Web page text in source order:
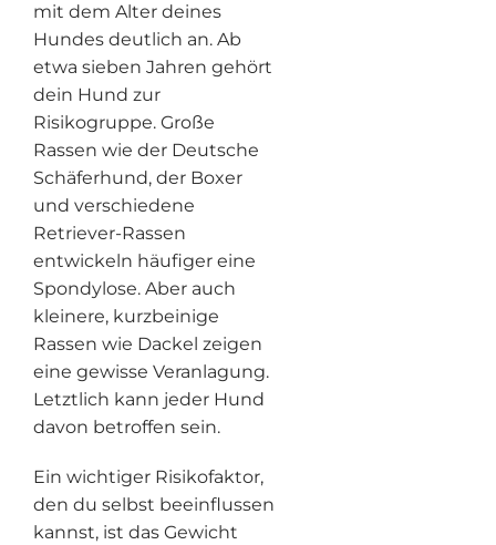
mit dem Alter deines
Hundes deutlich an. Ab
etwa sieben Jahren gehört
dein Hund zur
Risikogruppe. Große
Rassen wie der Deutsche
Schäferhund, der Boxer
und verschiedene
Retriever-Rassen
entwickeln häufiger eine
Spondylose. Aber auch
kleinere, kurzbeinige
Rassen wie Dackel zeigen
eine gewisse Veranlagung.
Letztlich kann jeder Hund
davon betroffen sein.
Ein wichtiger Risikofaktor,
den du selbst beeinflussen
kannst, ist das Gewicht